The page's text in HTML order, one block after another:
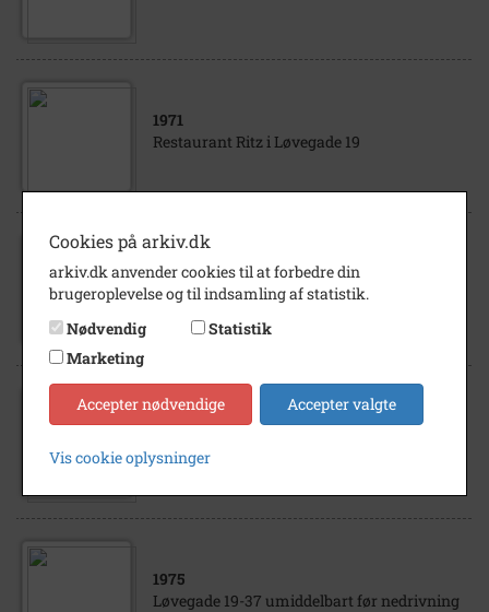
1971
Restaurant Ritz i Løvegade 19
1971
Antikvarboghandler Johan Rosenlykke
Løvegade 19
1969- 1975
J. Rosenlykke Løvegade 19
1975
Løvegade 19-37 umiddelbart før nedrivning
Cookies på arkiv.dk
arkiv.dk anvender cookies til at forbedre din
brugeroplevelse og til indsamling af statistik.
Nødvendig
Statistik
Marketing
Accepter nødvendige Accepter valgte
Vis cookie oplysninger